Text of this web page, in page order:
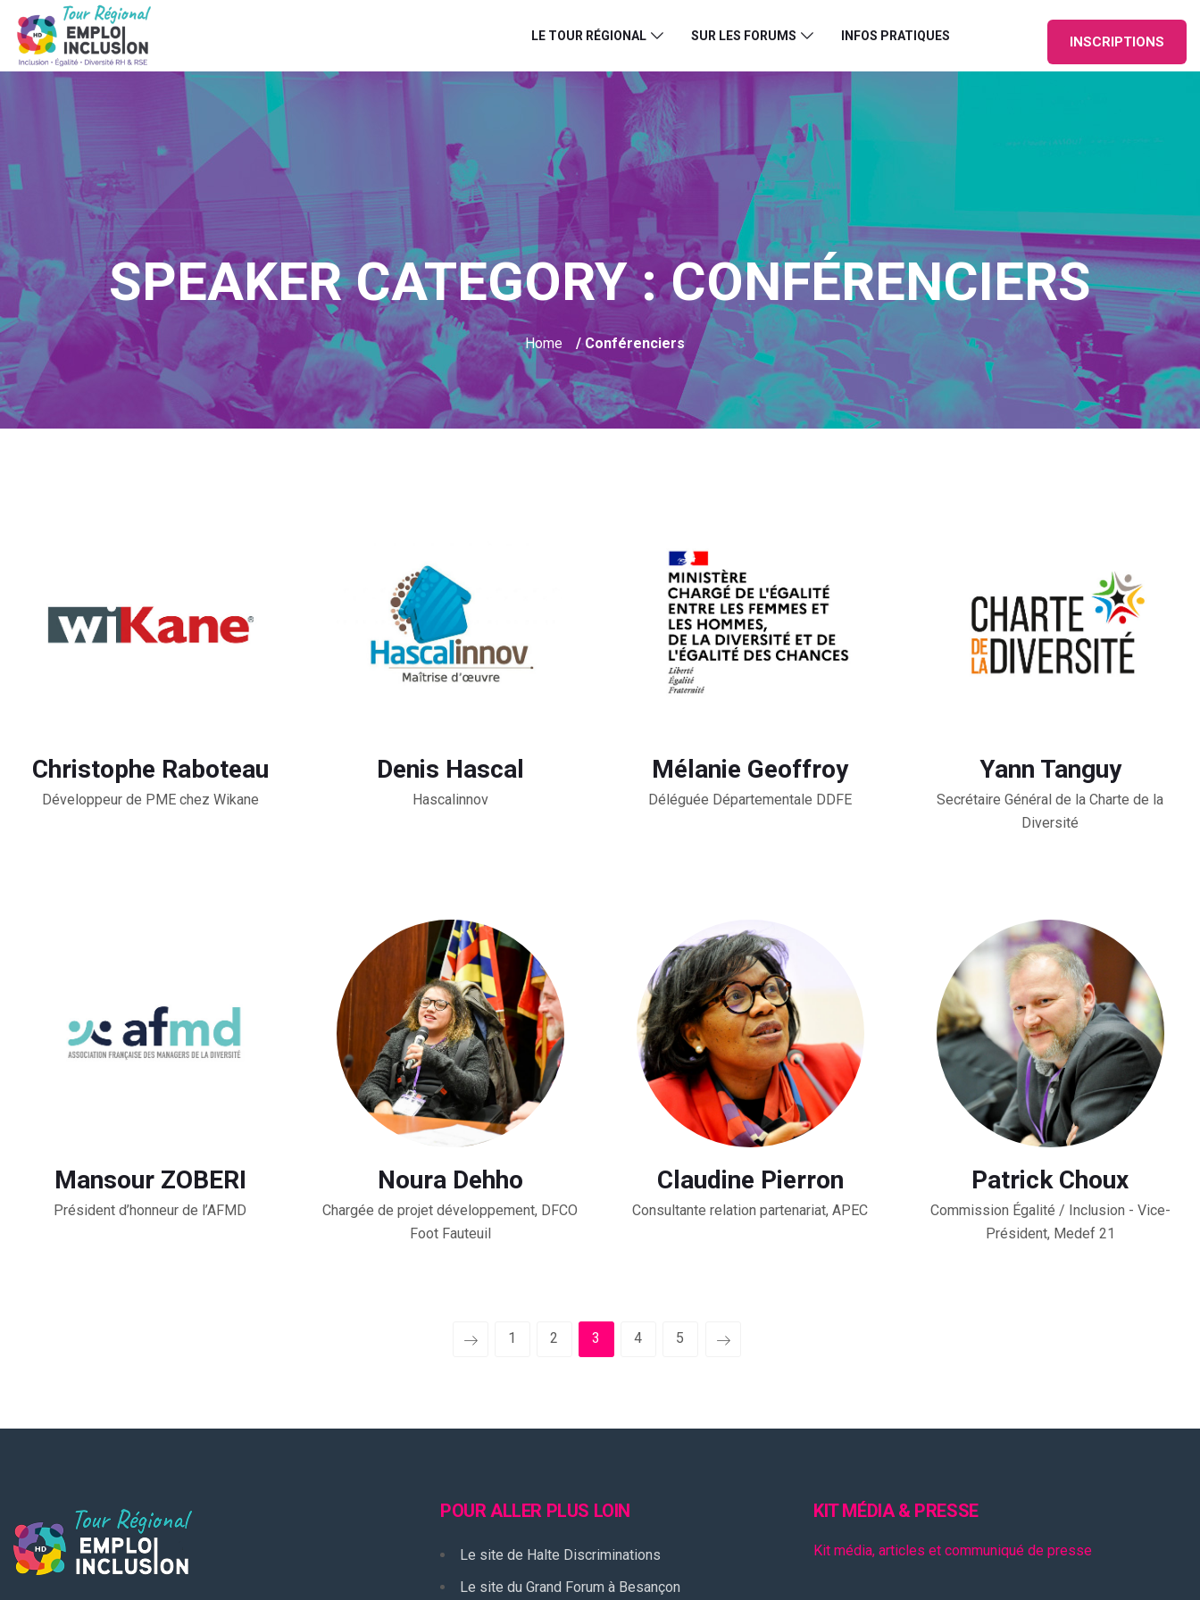
LE TOUR RÉGIONAL SUR LES FORUMS INFOS PRATIQUES INSCRIPTIONS
SPEAKER CATEGORY :CONFÉRENCIERS
Home / Conférenciers
Christophe Raboteau
Développeur de PME chez Wikane
Denis Hascal
Hascalinnov
Mélanie Geoffroy
Déléguée Départementale DDFE
Yann Tanguy
Secrétaire Général de la Charte de la
Diversité
Mansour ZOBERI
Président d’honneur de l’AFMD
Noura Dehho
Chargée de projet développement, DFCO
Foot Fauteuil
Claudine Pierron
Consultante relation partenariat, APEC
Patrick Choux
Commission Égalité / Inclusion - Vice-
Président, Medef 21
1 2 3 4 5
POUR ALLER PLUS LOIN
Le site de Halte Discriminations
Le site du Grand Forum à Besançon
KIT MÉDIA & PRESSE
Kit média, articles et communiqué de presse